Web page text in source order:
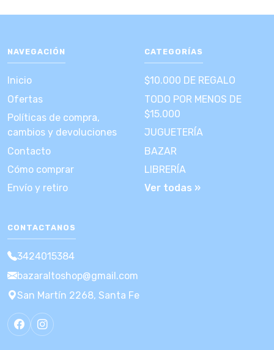
NAVEGACIÓN
Inicio
Ofertas
Políticas de compra,
cambios y devoluciones
Contacto
Cómo comprar
Envío y retiro
CATEGORÍAS
$10.000 DE REGALO
TODO POR MENOS DE
$15.000
JUGUETERÍA
BAZAR
LIBRERÍA
Ver todas »
CONTACTANOS
3424015384
bazaraltoshop@gmail.com
San Martín 2268, Santa Fe